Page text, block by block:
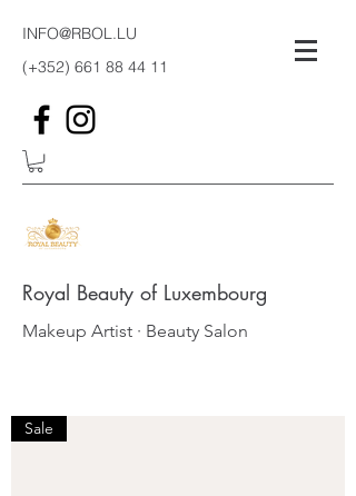
INFO@RBOL.LU
(+352) 661 88 44 11
Royal Beauty of Luxembourg
Makeup Artist · Beauty Salon
Sale